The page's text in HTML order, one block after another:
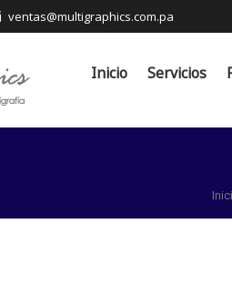
ventas@multigraphics.com.pa
Inicio Servicios
Inicio Servicios Productos